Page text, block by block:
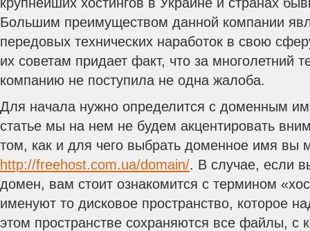
Большим преимуществом данной компании
передовых технических наработок в свою
их советам придает факт, что за многолетний
компанию не поступила не одна жалоба.
Для начала нужно определится с доменным
статье мы на нем не будем акцентировать
том, как и для чего выбрать доменное имя вы
http://freehost.com.ua/domain/. В случае, если
домен, вам стоит ознакомится с термином
именуют то дисковое пространство, которое
этом пространстве сохраняются все файлы, с